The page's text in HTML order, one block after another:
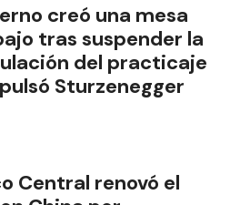
creó una mesa
tras suspender la
del practicaje
Sturzenegger
Central renovó el